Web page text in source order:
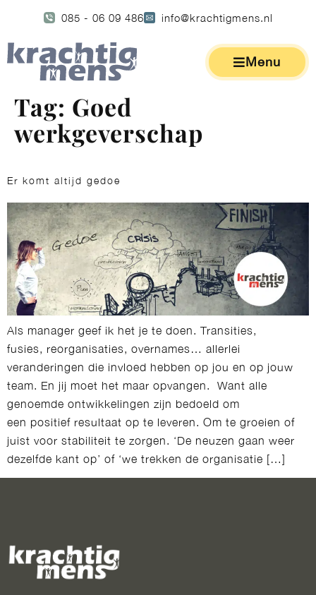
085 - 06 09 486 info@krachtigmens.nl
Menu
Tag: Goed
werkgeverschap
Er komt altijd gedoe
Als manager geef ik het je te doen. Transities,
fusies, reorganisaties, overnames… allerlei
veranderingen die invloed hebben op jou en op jouw
team. En jij moet het maar opvangen. Want alle
genoemde ontwikkelingen zijn bedoeld om
een positief resultaat op te leveren. Om te groeien of
juist voor stabiliteit te zorgen. ‘De neuzen gaan weer
dezelfde kant op’ of ‘we trekken de organisatie […]